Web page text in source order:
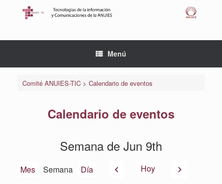
Menú
Comité ANUIES-TIC> Calendario de eventos
Calendario de eventos
Semana de Jun 9th
Mes Semana Día AnteriorHoy Siguiente